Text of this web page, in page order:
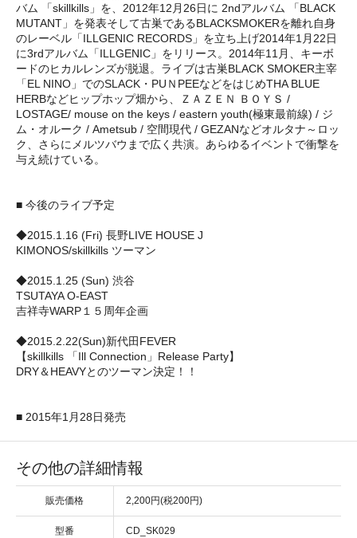
バム 「skillkills」を、2012年12月26日に 2ndアルバム 「BLACK
MUTANT」を発表そして古巣であるBLACKSMOKERを離れ自身
のレーベル「ILLGENIC RECORDS」を立ち上げ2014年1月22日
に3rdアルバム「ILLGENIC」をリリース。2014年11月、キーボ
ードのヒカルレンズが脱退。ライブは古巣BLACK SMOKER主宰
「EL NINO」でのSLACK・PUＮPEEなどをはじめTHA BLUE
HERBなどヒップホップ畑から、ＺＡＺＥＮ ＢＯＹＳ /
LOSTAGE/ mouse on the keys / eastern youth(極東最前線) / ジ
ム・オルーク / Ametsub / 空間現代 / GEZANなどオルタナ～ロッ
ク、さらにメルツバウまで広く共演。あらゆるイベントで衝撃を
与え続けている。
■ 今後のライブ予定
◆2015.1.16 (Fri) 長野LIVE HOUSE J
KIMONOS/skillkills ツーマン
◆2015.1.25 (Sun) 渋谷
TSUTAYA O-EAST
吉祥寺WARP１５周年企画
◆2015.2.22(Sun)新代田FEVER
【skillkills 「Ill Connection」Release Party】
DRY＆HEAVYとのツーマン決定！！
■ 2015年1月28日発売
その他の詳細情報
販売価格 2,200円(税200円)
型番 CD_SK029